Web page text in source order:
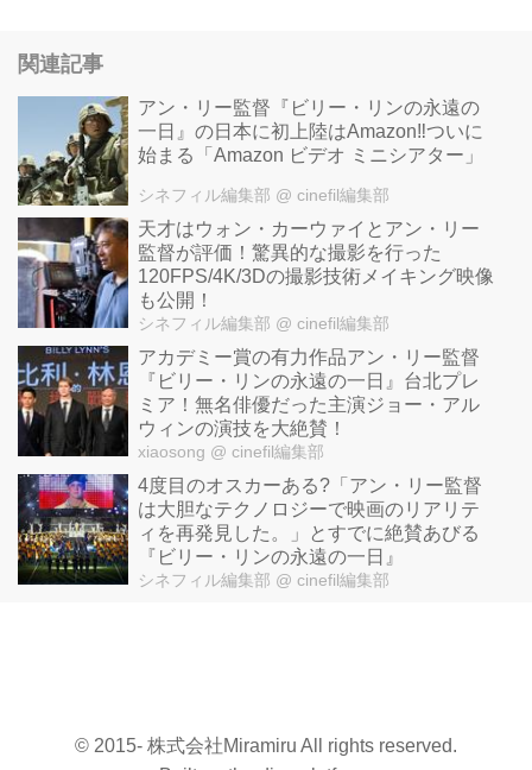
れる。九死に一生を得て仲間と共
に生き残った彼は、大きくメディ
に- そして映画化までの話に -。
原作本のあらすじは---...
関連記事
アン・リー監督『ビリー・リンの永遠の
一日』の日本に初上陸はAmazon‼️ついに
始まる「Amazon ビデオ ミニシアター」
シネフィル編集部 @ cinefil編集部
天才はウォン・カーウァイとアン・リー
監督が評価！驚異的な撮影を行った
120FPS/4K/3Dの撮影技術メイキング映像
も公開！
シネフィル編集部 @ cinefil編集部
アカデミー賞の有力作品アン・リー監督
『ビリー・リンの永遠の一日』台北プレ
ミア！無名俳優だった主演ジョー・アル
ウィンの演技を大絶賛！
xiaosong @ cinefil編集部
4度目のオスカーある?「アン・リー監督
は大胆なテクノロジーで映画のリアリテ
ィを再発見した。」とすでに絶賛あびる
『ビリー・リンの永遠の一日』
シネフィル編集部 @ cinefil編集部
© 2015- 株式会社Miramiru All rights reserved.